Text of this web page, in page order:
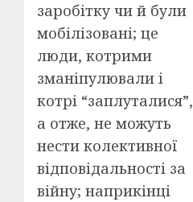
заробітку чи й були
мобілізовані; це
люди, котрими
зманіпулювали і
котрі “заплуталися”,
а отже, не можуть
нести колективної
відповідальності за
війну; наприкінці